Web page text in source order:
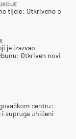
tijelo: Otkriveno o
je izazvao
Otkriven novi
centru:
i supruga uhićeni